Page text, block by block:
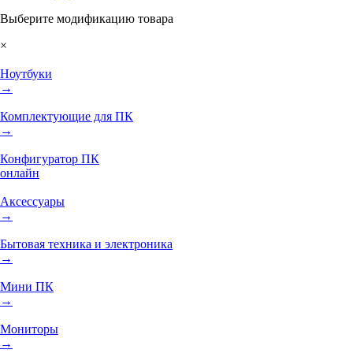
Выберите модификацию товара
×
Ноутбуки
→
Комплектующие для ПК
→
Конфигуратор ПК
онлайн
Аксессуары
→
Бытовая техника и электроника
→
Мини ПК
→
Мониторы
→